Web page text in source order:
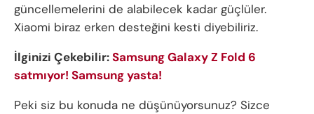
güncellemelerini de alabilecek kadar güçlüler.
Xiaomi biraz erken desteğini kesti diyebiliriz.
İlginizi Çekebilir:Samsung Galaxy Z Fold 6
satmıyor! Samsung yasta!
Peki siz bu konuda ne düşünüyorsunuz? Sizce